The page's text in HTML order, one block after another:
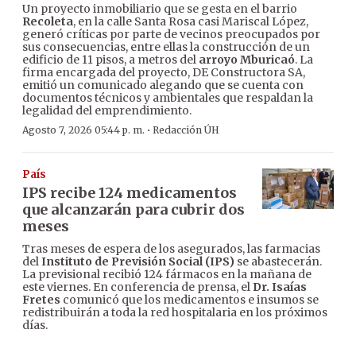
Un proyecto inmobiliario que se gesta en el barrio
Recoleta, en la calle Santa Rosa casi Mariscal López,
generó críticas por parte de vecinos preocupados por
sus consecuencias, entre ellas la construcción de un
edificio de 11 pisos, a metros del arroyo Mburicaó. La
firma encargada del proyecto, DE Constructora SA,
emitió un comunicado alegando que se cuenta con
documentos técnicos y ambientales que respaldan la
legalidad del emprendimiento.
Agosto 7, 2026 05:44 p. m. · Redacción ÚH
País
IPS recibe 124 medicamentos
que alcanzarán para cubrir dos
meses
Tras meses de espera de los asegurados, las farmacias
delInstituto de Previsión Social (IPS) se abastecerán.
La previsional recibió 124 fármacos en la mañana de
este viernes. En conferencia de prensa, el Dr. Isaías
Fretes comunicó que los medicamentos e insumos se
redistribuirán a toda la red hospitalaria en los próximos
días.